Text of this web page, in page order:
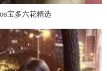
宝多六花精选